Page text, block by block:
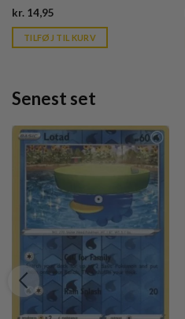
kr. 14,95
is:
kr. 39,95.
TILFØJ TIL KURV
Senest set